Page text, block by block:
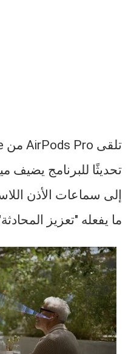
إلى سماعات الأذن
ما يفعله "تعزيز